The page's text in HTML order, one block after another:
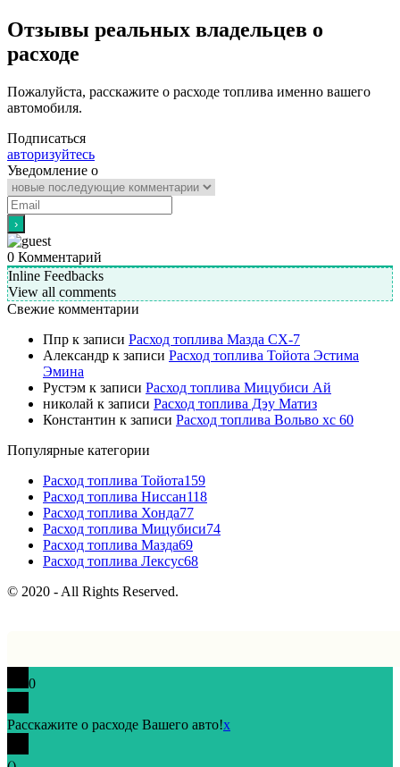
Отзывы реальных владельцев о
расходе
Пожалуйста, расскажите о расходе топлива именно вашего
автомобиля.
Подписаться
авторизуйтесь
Уведомление о
0 Комментарий
Inline Feedbacks
View all comments
Свежие комментарии
Ппр к записи Расход топлива Мазда СХ-7
Александр к записи Расход топлива Тойота Эстима
Эмина
Рустэм к записи Расход топлива Мицубиси Ай
николай к записи Расход топлива Дэу Матиз
Константин к записи Расход топлива Вольво хс 60
Популярные категории
Расход топлива Тойота159
Расход топлива Ниссан118
Расход топлива Хонда77
Расход топлива Мицубиси74
Расход топлива Мазда69
Расход топлива Лексус68
© 2020 - All Rights Reserved.
0
Расскажите о расходе Вашего авто!x